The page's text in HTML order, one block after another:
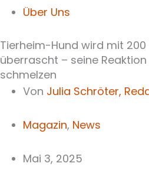
Über Uns
Tierheim-Hund wird mit 200
überrascht – seine
schmelzen
Von Julia Schröter,
Magazin, News
Mai 3, 2025